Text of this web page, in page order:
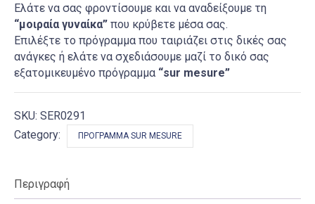
Ελάτε να σας φροντίσουμε και να αναδείξουμε τη
“μοιραία γυναίκα” που κρύβετε μέσα σας.
Επιλέξτε το πρόγραμμα που ταιριάζει στις δικές σας
ανάγκες ή ελάτε να σχεδιάσουμε μαζί το δικό σας
εξατομικευμένο πρόγραμμα “sur mesure”
SKU: SER0291
Category:
ΠΡΌΓΡΑΜΜΑ SUR MESURE
Περιγραφή